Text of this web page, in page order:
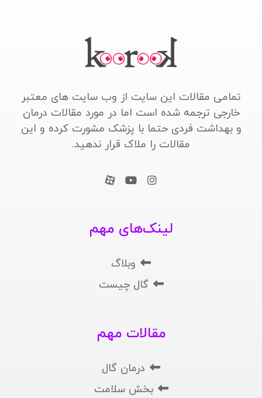
تمامی مقالات این سایت از وب سایت های معتبر
خارجی ترجمه شده است اما در مورد مقالات درمان
و بهداشت فردی حتما با پزشک مشورت کرده و این
مقالات را ملاک قرار ندهید.
لینک‌های مهم
وبلاگ
گال چیست
مقالات مهم
درمان گال
بخش سلامت